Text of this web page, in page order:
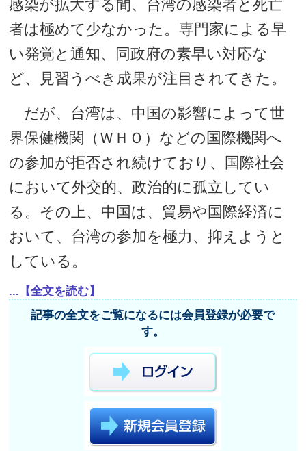
感染が拡大する間、台湾の感染者と死亡
者は極めて少なかった。専門家による早
い発覚と通知、同政府の素早い対応な
ど、見習うべき成果が注目されてきた。
だが、台湾は、中国の影響によって世
界保健機関（ＷＨＯ）などの国際機関へ
の参加が拒否され続けており、国際社会
において外交的、政治的に孤立してい
る。その上、中国は、貿易や国際経済に
おいて、台湾の参加を極力、抑えようと
している。
...【全文を読む】
記事の全文をご覧になるには会員登録が必要で
す。